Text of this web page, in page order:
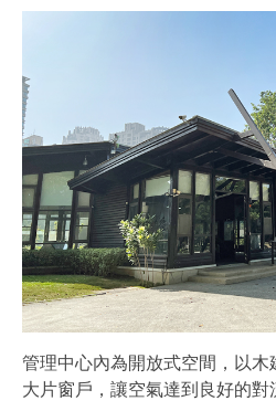
管理中心內為開放式空間，以
大片窗戶，讓空氣達到良好的對